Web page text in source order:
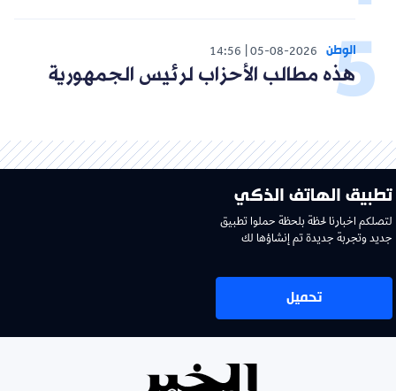
الوطن 05-08-2026
14:56
هذه مطالب الأحزاب لرئيس الجمهورية
تطبيق الهاتف الذكي
لتصلكم اخبارنا لحظة بلحظة حملوا تطبيق
جديد وتجربة جديدة تم إنشاؤها لك
تحميل